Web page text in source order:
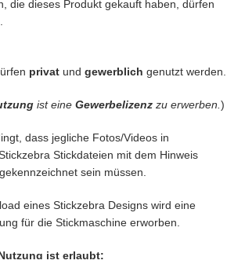
für
die BESTEN Dateien in unseren Shop.
deine
Einzelstück machen.
Kinder kannst Du besticken und damit
bringen
die dieses Produkt gekauft haben, dürfen
privat und gewerblich genutzt werden.
ist eine Gewerbelizenz zu erwerben.)
dass jegliche Fotos/Videos in
Stickdateien mit dem Hinweis
sein müssen.
eines Stickzebra Designs wird eine
für die Stickmaschine erworben.
ist erlaubt: